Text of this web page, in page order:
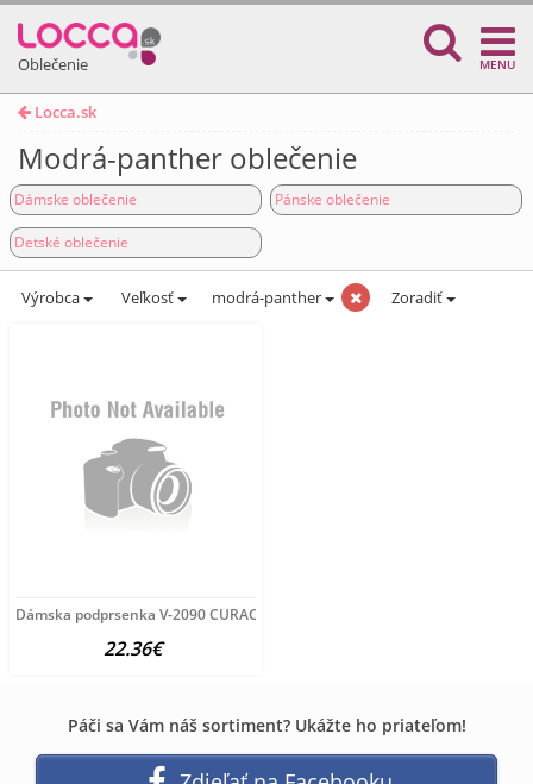
Oblečenie MENU
Locca.sk
Modrá-panther oblečenie
Dámske oblečenie Pánske oblečenie
Detské oblečenie
Výrobca Veľkosť modrá-panther Zoradiť
Dámska podprsenka V-2090 CURACAO
22.36€
Páči sa Vám náš sortiment? Ukážte ho priateľom!